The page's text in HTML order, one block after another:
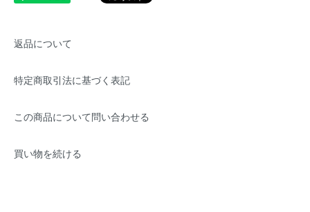
返品について
特定商取引法に基づく表記
この商品について問い合わせる
買い物を続ける